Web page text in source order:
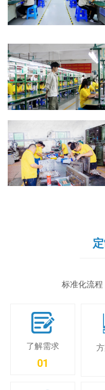
标准化流
了解需求
01